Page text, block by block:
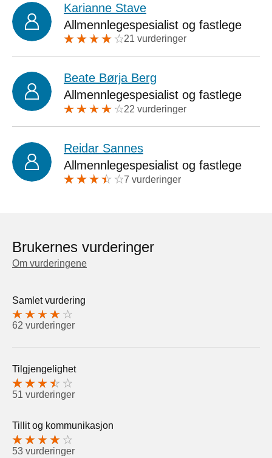
Karianne Stave
Allmennlegespesialist og fastlege
21 vurderinger
Beate Børja Berg
Allmennlegespesialist og fastlege
22 vurderinger
Reidar Sannes
Allmennlegespesialist og fastlege
7 vurderinger
Brukernes vurderinger
Om vurderingene
Samlet vurdering
62 vurderinger
Tilgjengelighet
51 vurderinger
Tillit og kommunikasjon
53 vurderinger